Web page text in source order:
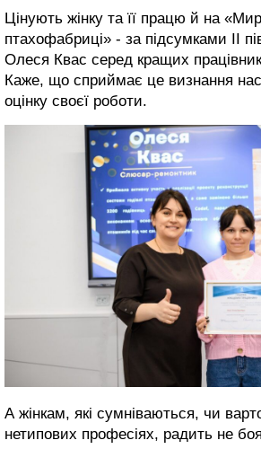
Цінують жінку та її працю й на
птахофабриці» - за підсумками ІІ
Олеся Квас серед кращих
Каже, що сприймає це визнання
оцінку своєї роботи.
А жінкам, які сумніваються, чи
нетипових професіях, радить не